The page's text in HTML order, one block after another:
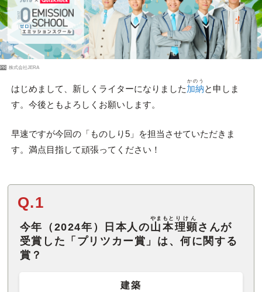
PR 株式会社JERA
はじめまして、新しくライターになりました加納
かのう
と申しま
す。今後ともよろしくお願いします。
早速ですが今回の「ものしり5」を担当させていただきま
す。満点目指して頑張ってください！
Q.1
今年（2024年）日本人の山本
やまもと
理顕
りけん
さんが
受賞した「プリツカー賞」は、何に関する
賞？
建築